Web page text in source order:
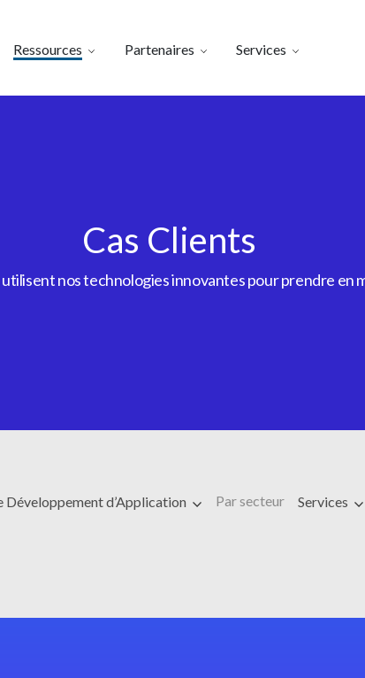
Ressources Partenaires Services
Cas Clients
nos technologies innovantes pour prendre en
d’Application Par secteur Services